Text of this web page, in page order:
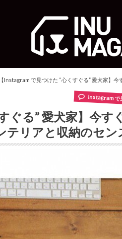
【Instagram で見つけた “心くすぐる” 愛犬家】
Instagram で
ぐる” 愛犬家】今す
テリアと収納のセン